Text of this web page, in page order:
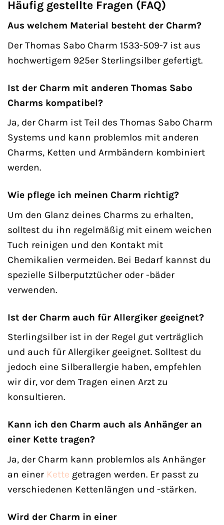
Häufig gestellte Fragen (FAQ)
Aus welchem Material besteht der Charm?
Der Thomas Sabo Charm 1533-509-7 ist aus
hochwertigem 925er Sterlingsilber gefertigt.
Ist der Charm mit anderen Thomas Sabo
Charms kompatibel?
Ja, der Charm ist Teil des Thomas Sabo Charm
Systems und kann problemlos mit anderen
Charms, Ketten und Armbändern kombiniert
werden.
Wie pflege ich meinen Charm richtig?
Um den Glanz deines Charms zu erhalten,
solltest du ihn regelmäßig mit einem weichen
Tuch reinigen und den Kontakt mit
Chemikalien vermeiden. Bei Bedarf kannst du
spezielle Silberputztücher oder -bäder
verwenden.
Ist der Charm auch für Allergiker geeignet?
Sterlingsilber ist in der Regel gut verträglich
und auch für Allergiker geeignet. Solltest du
jedoch eine Silberallergie haben, empfehlen
wir dir, vor dem Tragen einen Arzt zu
konsultieren.
Kann ich den Charm auch als Anhänger an
einer Kette tragen?
Ja, der Charm kann problemlos als Anhänger
an einer Kette getragen werden. Er passt zu
verschiedenen Kettenlängen und -stärken.
Wird der Charm in einer